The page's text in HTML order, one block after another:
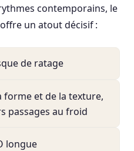
contemporains, le
un atout décisif :
de ratage
et de la texture,
passages au froid
longue